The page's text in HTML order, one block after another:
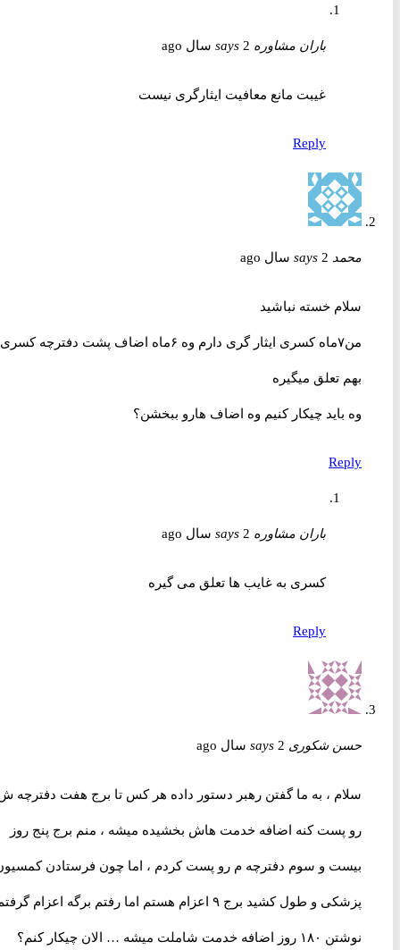
باران مشاوره says 2 سال ago
غیبت مانع معافیت ایثارگری نیست
Reply
محمد says 2 سال ago
سلام خسته نباشید
من۷ماه کسری ایثار گری دارم وه ۶ماه اضاف پشت دفترچه کسری
بهم تعلق میگیره
وه باید چیکار کنیم وه اضاف هارو ببخشن؟
Reply
باران مشاوره says 2 سال ago
کسری به غایب ها تعلق می گیره
Reply
حسن شکوری says 2 سال ago
سلام ، به ما گفتن رهبر دستور داده هر کس تا برج هفت دفترچه ش
رو پست کنه اضافه خدمت هاش بخشیده میشه ، منم برج پنج روز
بیست و سوم دفترچه م رو پست کردم ، اما چون فرستادن کمسیون
پزشکی و طول کشید برج ۹ اعزام هستم اما رفتم برگه اعزام گرفتم
نوشتن ۱۸۰ روز‌ اضافه خدمت شاملت میشه … الان چیکار کنم؟